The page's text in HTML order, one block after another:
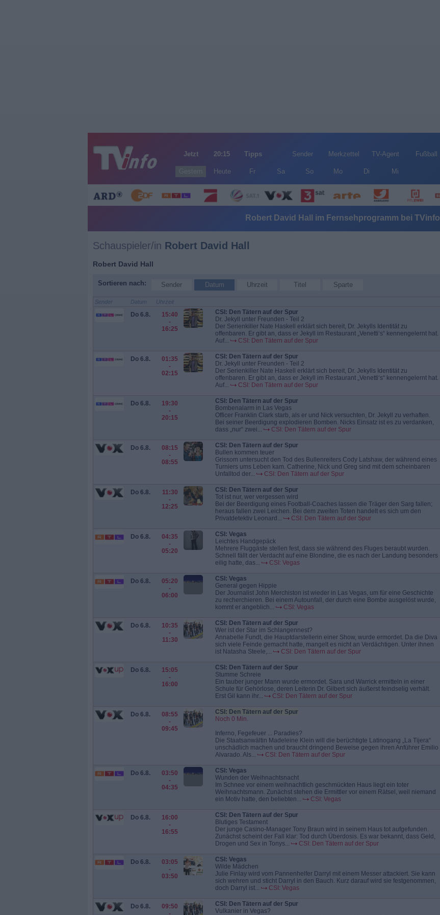
Jetzt 20:15 Tipps Sender Merkzettel TV-Agent Fußball
Heute Fr Sa So Mo Di Mi
Robert David Hall im Fernsehprogramm bei TVinfo
Schauspieler/in Robert David Hall
Robert David Hall
Sortieren nach: Sender Datum Uhrzeit Titel Sparte
Sender Datum Uhrzeit
Do 6.8.
15:40
-
16:25
CSI: Den Tätern auf der Spur
Dr. Jekyll unter Freunden - Teil 2
Der Serienkiller Nate Haskell erklärt sich bereit, Dr. Jekylls Identität zu
offenbaren. Er gibt an, dass er Jekyll im Restaurant „Venetti‘s“ kennengelernt hat.
Auf...
CSI: Den Tätern auf der Spur
Do 6.8.
01:35
-
02:15
CSI: Den Tätern auf der Spur
Dr. Jekyll unter Freunden - Teil 2
Der Serienkiller Nate Haskell erklärt sich bereit, Dr. Jekylls Identität zu
offenbaren. Er gibt an, dass er Jekyll im Restaurant „Venetti‘s“ kennengelernt hat.
Auf...
CSI: Den Tätern auf der Spur
Do 6.8.
19:30
-
20:15
CSI: Den Tätern auf der Spur
Bombenalarm in Las Vegas
Officer Franklin Clark starb, als er und Nick versuchten, Dr. Jekyll zu verhaften.
Bei seiner Beerdigung explodieren Bomben. Nicks Einsatz ist es zu verdanken,
dass „nur“ zwei...
CSI: Den Tätern auf der Spur
Do 6.8.
08:15
-
08:55
CSI: Den Tätern auf der Spur
Bullen kommen teuer
Grissom untersucht den Tod des Bullenreiters Cody Latshaw, der während eines
Turniers ums Leben kam. Catherine, Nick und Greg sind mit dem scheinbaren
Unfalltod der...
CSI: Den Tätern auf der Spur
Do 6.8.
11:30
-
12:25
CSI: Den Tätern auf der Spur
Tot ist nur, wer vergessen wird
Bei der Beerdigung eines Football-Coaches lassen die Träger den Sarg fallen;
heraus fallen zwei Leichen. Bei dem zweiten Toten handelt es sich um den
Privatdetektiv Leonard...
CSI: Den Tätern auf der Spur
Do 6.8.
04:35
-
05:20
CSI: Vegas
Leichtes Handgepäck
Mehrere Fluggäste stellen fest, dass sie während des Fluges beraubt wurden.
Schnell fällt der Verdacht auf eine Blondine, die es nach der Landung besonders
eilig hatte, das...
CSI: Vegas
Do 6.8.
05:20
-
06:00
CSI: Vegas
General gegen Hippie
Der Journalist John Merchiston ist wieder in Las Vegas, um für eine Geschichte
zu recherchieren. Bei einem Autounfall, der durch eine Bombe ausgelöst wurde,
kommt er angeblich...
CSI: Vegas
Do 6.8.
10:35
-
11:30
CSI: Den Tätern auf der Spur
Wer ist der Star im Schlangennest?
Annabelle Fundt, die Hauptdarstellerin einer Show, wurde ermordet. Da die Diva
sich viele Feinde gemacht hatte, mangelt es nicht an Verdächtigen. Unter ihnen
ist Natasha Steele,...
CSI: Den Tätern auf der Spur
Do 6.8.
15:05
-
16:00
CSI: Den Tätern auf der Spur
Stumme Schreie
Ein tauber junger Mann wurde ermordet. Sara und Warrick ermitteln in einer
Schule für Gehörlose, deren Leiterin Dr. Gilbert sich äußerst feindselig verhält.
Erst Gil kann ihr...
CSI: Den Tätern auf der Spur
Do 6.8.
08:55
-
09:45
CSI: Den Tätern auf der Spur
Noch 0 Min.
Inferno, Fegefeuer ... Paradies?
Die Staatsanwältin Madeleine Klein will die berüchtigte Latinogang „La Tijera“
unschädlich machen und braucht dringend Beweise gegen ihren Anführer Emilio
Alvarado. Als...
CSI: Den Tätern auf der Spur
Do 6.8.
03:50
-
04:35
CSI: Vegas
Wunden der Weihnachtsnacht
Im Schnee vor einem weihnachtlich geschmückten Haus liegt ein toter
Weihnachtsmann. Zunächst stehen die Ermittler vor einem Rätsel, weil niemand
ein Motiv hatte, den beliebten...
CSI: Vegas
Do 6.8.
16:00
-
16:55
CSI: Den Tätern auf der Spur
Blutiges Testament
Der junge Casino-Manager Tony Braun wird in seinem Haus tot aufgefunden.
Zunächst scheint der Fall klar: Tod durch Überdosis. Es war bekannt, dass Geld,
Drogen und Sex in Tonys...
CSI: Den Tätern auf der Spur
Do 6.8.
03:05
-
03:50
CSI: Vegas
Wilde Mädchen
Julie Finlay wird vom Pannenhelfer Darryl mit einem Messer attackiert. Sie kann
sich wehren und sticht Darryl in den Bauch. Kurz darauf wird sie festgenommen,
doch Darryl ist...
CSI: Vegas
Do 6.8.
09:50
-
CSI: Den Tätern auf der Spur
Vulkanier in Vegas?